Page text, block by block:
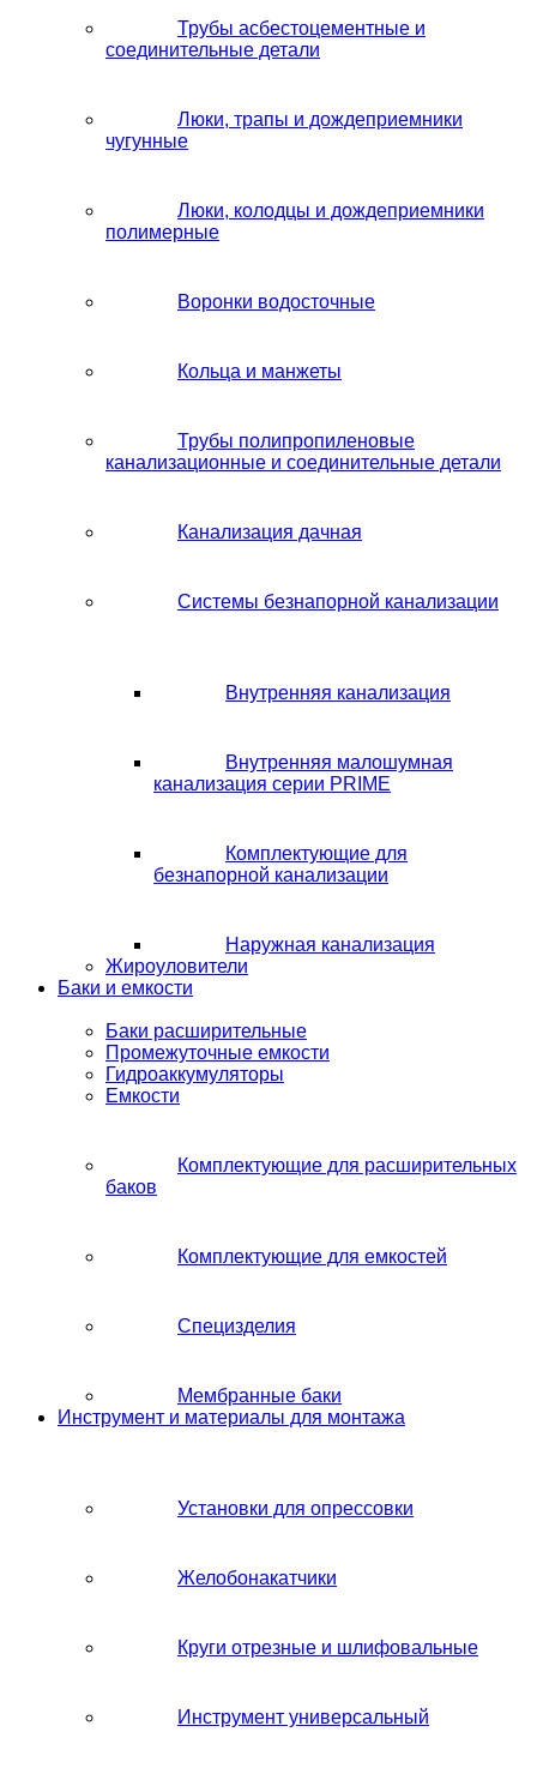
Трубы асбестоцементные и
соединительные детали
Люки, трапы и дождеприемники
чугунные
Люки, колодцы и дождеприемники
полимерные
Воронки водосточные
Кольца и манжеты
Трубы полипропиленовые
канализационные и соединительные детали
Канализация дачная
Системы безнапорной канализации
Внутренняя канализация
Внутренняя малошумная
канализация серии PRIME
Комплектующие для
безнапорной канализации
Наружная канализация
Жироуловители
Баки и емкости
Баки расширительные
Промежуточные емкости
Гидроаккумуляторы
Емкости
Комплектующие для расширительных
баков
Комплектующие для емкостей
Специзделия
Мембранные баки
Инструмент и материалы для монтажа
Установки для опрессовки
Желобонакатчики
Круги отрезные и шлифовальные
Инструмент универсальный